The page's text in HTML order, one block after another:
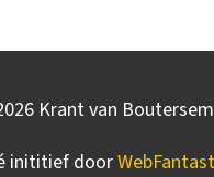
Krant van
inititief doorWebFantast